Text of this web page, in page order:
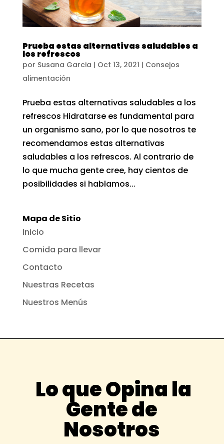
Prueba estas alternativas saludables a
los refrescos
por Susana Garcia | Oct 13, 2021 | Consejos
alimentación
Prueba estas alternativas saludables a los
refrescos Hidratarse es fundamental para
un organismo sano, por lo que nosotros te
recomendamos estas alternativas
saludables a los refrescos. Al contrario de
lo que mucha gente cree, hay cientos de
posibilidades si hablamos...
Mapa de Sitio
Inicio
Comida para llevar
Contacto
Nuestras Recetas
Nuestros Menús
Lo que Opina la
Gente de
Nosotros